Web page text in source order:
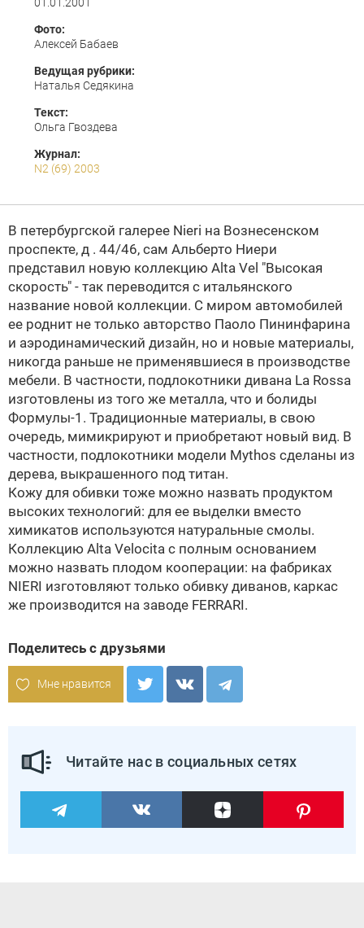
Фото:
Алексей Бабаев
Ведущая рубрики:
Наталья Седякина
Текст:
Ольга Гвоздева
Журнал:
N2 (69) 2003
В петербургcкой галерее Nieri на Вознесенском
проспекте, д . 44/46, сам Альберто Ниери
представил новую коллекцию Alta Vel "Высокая
скорость" - так переводится с итальянского
название новой коллекции. С миром автомобилей
ее роднит не только авторство Паоло Пининфарина
и аэродинамический дизайн, но и новые материалы,
никогда раньше не применявшиеся в производстве
мебели. В частности, подлокотники дивана Lа Rossa
изготовлены из того же металла, что и болиды
Формулы-1. Традиционные материалы, в свою
очередь, мимикрируют и приобретают новый вид. В
частности, подлокотники модели Mythos сделаны из
дерева, выкрашенного под титан.
Кожу для обивки тоже можно назвать продуктом
высоких технологий: для ее выделки вместо
химикатов используются натуральные смолы.
Коллекцию Alta Velocita с полным основанием
можно назвать плодом кооперации: на фабриках
NIERI изготовляют только обивку диванов, каркас
же производится на заводе FERRARI.
Поделитесь с друзьями
Мне нравится
Читайте нас в социальных сетях